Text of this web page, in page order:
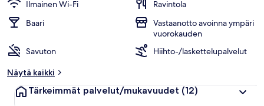
Ilmainen Wi-Fi
Ravintola
Baari
Vastaanotto avoinna ympäri
vuorokauden
Savuton
Hiihto-/laskettelupalvelut
Näytä kaikki
Tärkeimmät palvelut/mukavuudet (12)